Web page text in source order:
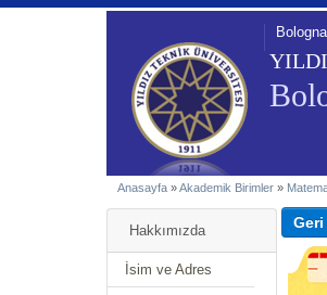
Anasayfa »Akademik Birimler »
Hakkımızda
İsim ve Adres